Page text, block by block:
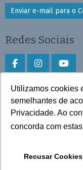
Utilizamos cookies
semelhantes de
Privacidade. Ao
concorda com
Recusar Cookies
Enviar e-mail para o
Redes Sociais
Faça download do
Play Store e App
Todos os